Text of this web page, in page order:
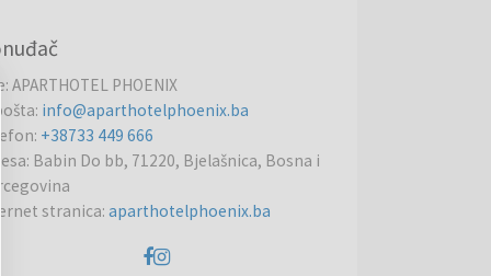
:APARTHOTEL PHOENIX
: info@aparthotelphoenix.ba
: +38733 449 666
: Babin Do bb, 71220, Bjelašnica, Bosna i
stranica:aparthotelphoenix.ba